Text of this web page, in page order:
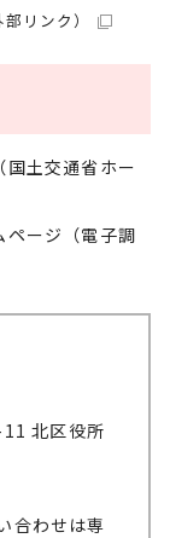
部リンク）
土交通省ホー
ページ（電子調
北区役所
合わせは専